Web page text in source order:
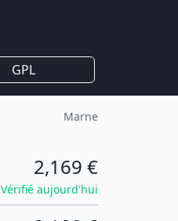
GPL
Marne
2,169 €
Vérifié aujourd'hui